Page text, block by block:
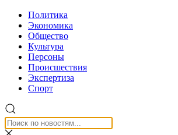
Политика
Экономика
Общество
Культура
Персоны
Происшествия
Экспертиза
Спорт